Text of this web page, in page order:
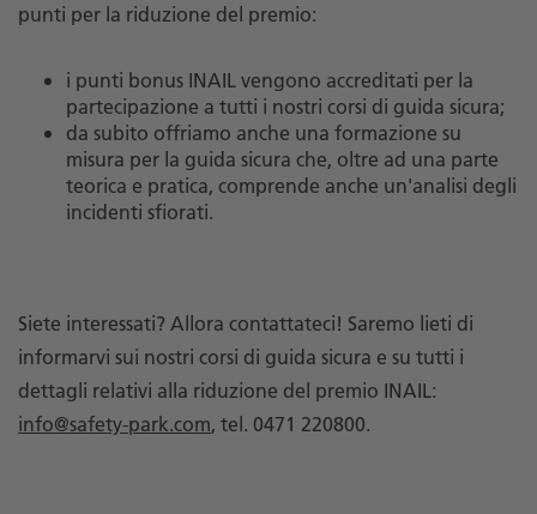
punti per la riduzione del premio:
i punti bonus INAIL vengono accreditati per la
partecipazione a tutti i nostri corsi di guida sicura;
da subito offriamo anche una formazione su
misura per la guida sicura che, oltre ad una parte
teorica e pratica, comprende anche un'analisi degli
incidenti sfiorati.
Siete interessati? Allora contattateci! Saremo lieti di
informarvi sui nostri corsi di guida sicura e su tutti i
dettagli relativi alla riduzione del premio INAIL:
info@safety-park.com, tel. 0471 220800.